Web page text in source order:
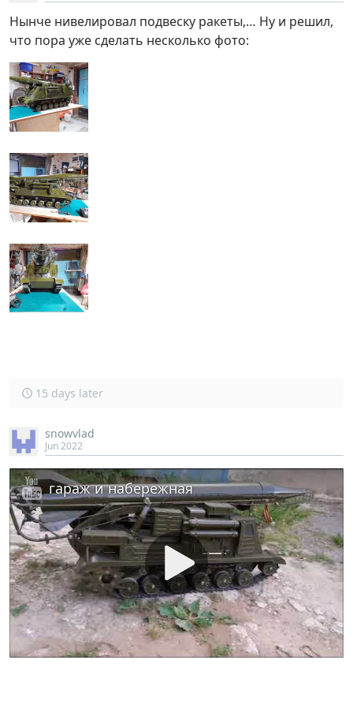
Нынче нивелировал подвеску ракеты,… Ну и решил,
что пора уже сделать несколько фото:
15 days later
snowvlad
Jun 2022
гараж и набережная